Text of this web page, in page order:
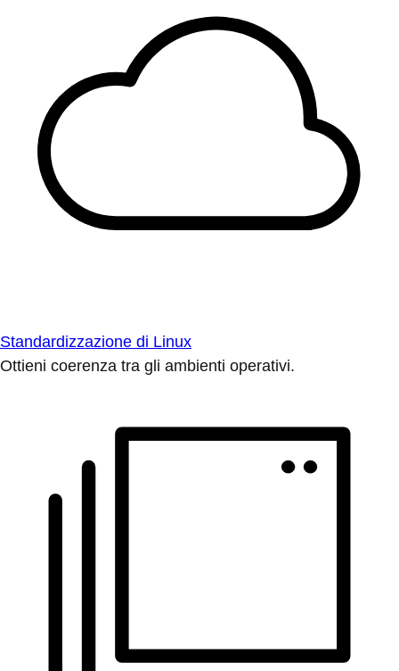
Standardizzazione di Linux
Ottieni coerenza tra gli ambienti operativi.